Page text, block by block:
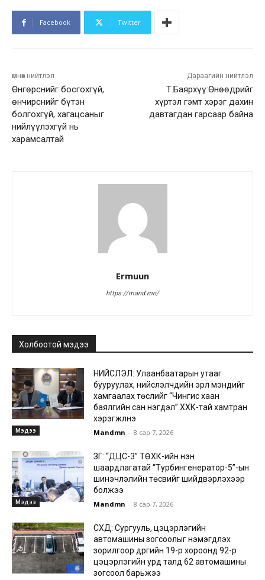
Facebook Twitter
өмнөх нийтлэл
Өнгөрснийг босгохгүй,
өнчирснийг бүтэн
болгохгүй, хагацсаныг
нийлүүлэхгүй нь
харамсалтай
Дараагийн нийтлэл
Т.Баярхүү:Өнөөдрийг
хүртэл гэмт хэрэг дахин
давтагдан гарсаар байна
Ermuun
https://mand.mn/
Холбоотой мэдээ
Мэдээ
НИЙСЛЭЛ: Улаанбаатарын утааг
бууруулах, нийслэлчүүдийн эрүүл мэндийг
хамгаалах төслийг “Чингис хаан
баялгийн сан нэгдэл” ХХК-тай хамтран
хэрэгжүүлнэ
Mandmn - 8 сар 7, 2026
Мэдээ
ЗГ: “ДЦС-3” ТӨХК-ийн нэн
шаардлагатай “Турбингенератор-5”-ын
шинэчлэлийн төсвийг шийдвэрлэхээр
болжээ
Mandmn - 8 сар 7, 2026
СХД: Сургууль, цэцэрлэгийн
автомашины зогсоолыг нэмэгдүүлэх
зорилгоор дүүргийн 19-р хороонд 92-р
цэцэрлэгийн урд талд 62 автомашины
зогсоол барьжээ